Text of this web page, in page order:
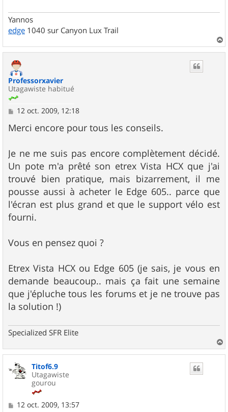
Yannos
edge 1040 sur Canyon Lux Trail
a
Professorxavier
Utagawiste habitué
M
s
s
g
e
12 oct. 2009, 12:18
Merci encore pour tous les conseils.
Je ne me suis pas encore complètement décidé.
Un pote m'a prêté son etrex Vista HCX que j'ai
trouvé bien pratique, mais bizarrement, il me
pousse aussi à acheter le Edge 605.. parce que
l'écran est plus grand et que le support vélo est
fourni.
Vous en pensez quoi ?
Etrex Vista HCX ou Edge 605 (je sais, je vous en
demande beaucoup.. mais ça fait une semaine
que j'épluche tous les forums et je ne trouve pas
la solution !)
Specialized SFR Elite
a
Titof6.9
Utagawiste
gourou
M12 oct. 2009, 13:57